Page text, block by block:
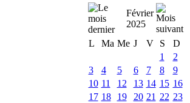
Février
2025
L
Ma Me J V S
D
1
2
3
4 5 6 7 8
9
10 11 12 13 14 15 16
17 18 19 20 21 22 23